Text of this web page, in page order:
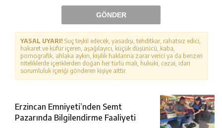
GÖNDER
YASAL UYARI! Suç teşkil edecek, yasadışı, tehditkar, rahatsız edici,
hakaret ve küfür içeren, aşağılayıcı, küçük düşürücü, kaba,
pornografik, ahlaka aykırı, kişilik haklarına zarar verici ya da benzeri
niteliklerde içeriklerden doğan her türlü mali, hukuki, cezai, idari
sorumluluk içeriği gönderen kişiye aittir.
Erzincan Emniyeti’nden Semt
Pazarında Bilgilendirme Faaliyeti